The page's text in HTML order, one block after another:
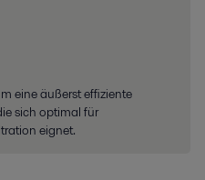
eine äußerst effiziente
sich optimal für
eignet.